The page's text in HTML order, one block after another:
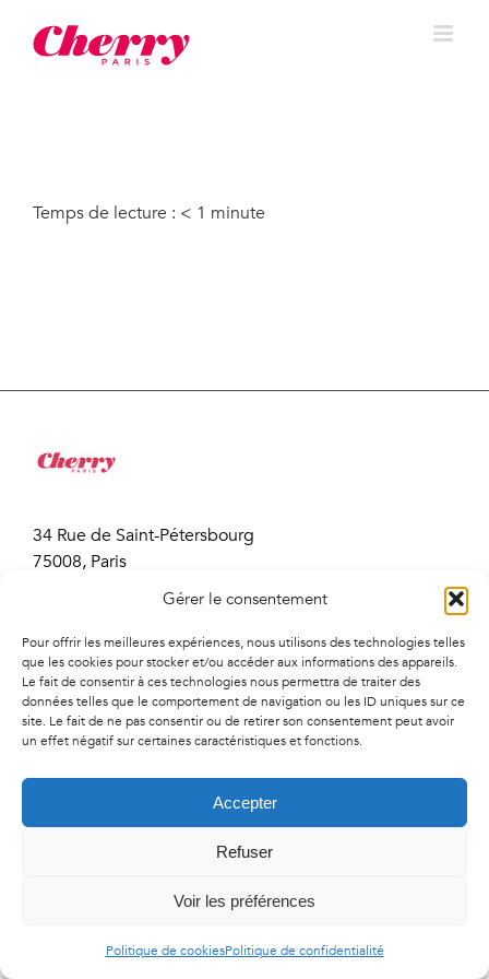
Gérer le consentement
Pour offrir les meilleures expériences, nous utilisons des technologies telles
que les cookies pour stocker et/ou accéder aux informations des appareils.
Le fait de consentir à ces technologies nous permettra de traiter des
données telles que le comportement de navigation ou les ID uniques sur ce
site. Le fait de ne pas consentir ou de retirer son consentement peut avoir
un effet négatif sur certaines caractéristiques et fonctions.
Accepter
Refuser
Voir les préférences
Politique de cookiesPolitique de confidentialité
Temps de lecture : < 1 minute
34 Rue de Saint-Pétersbourg
75008, Paris
Lundi au vendredi
9h30-18h00
© Copyright2026 | Agence Cherry - Tous droit réservés -Mentions
Politique de confidentialité